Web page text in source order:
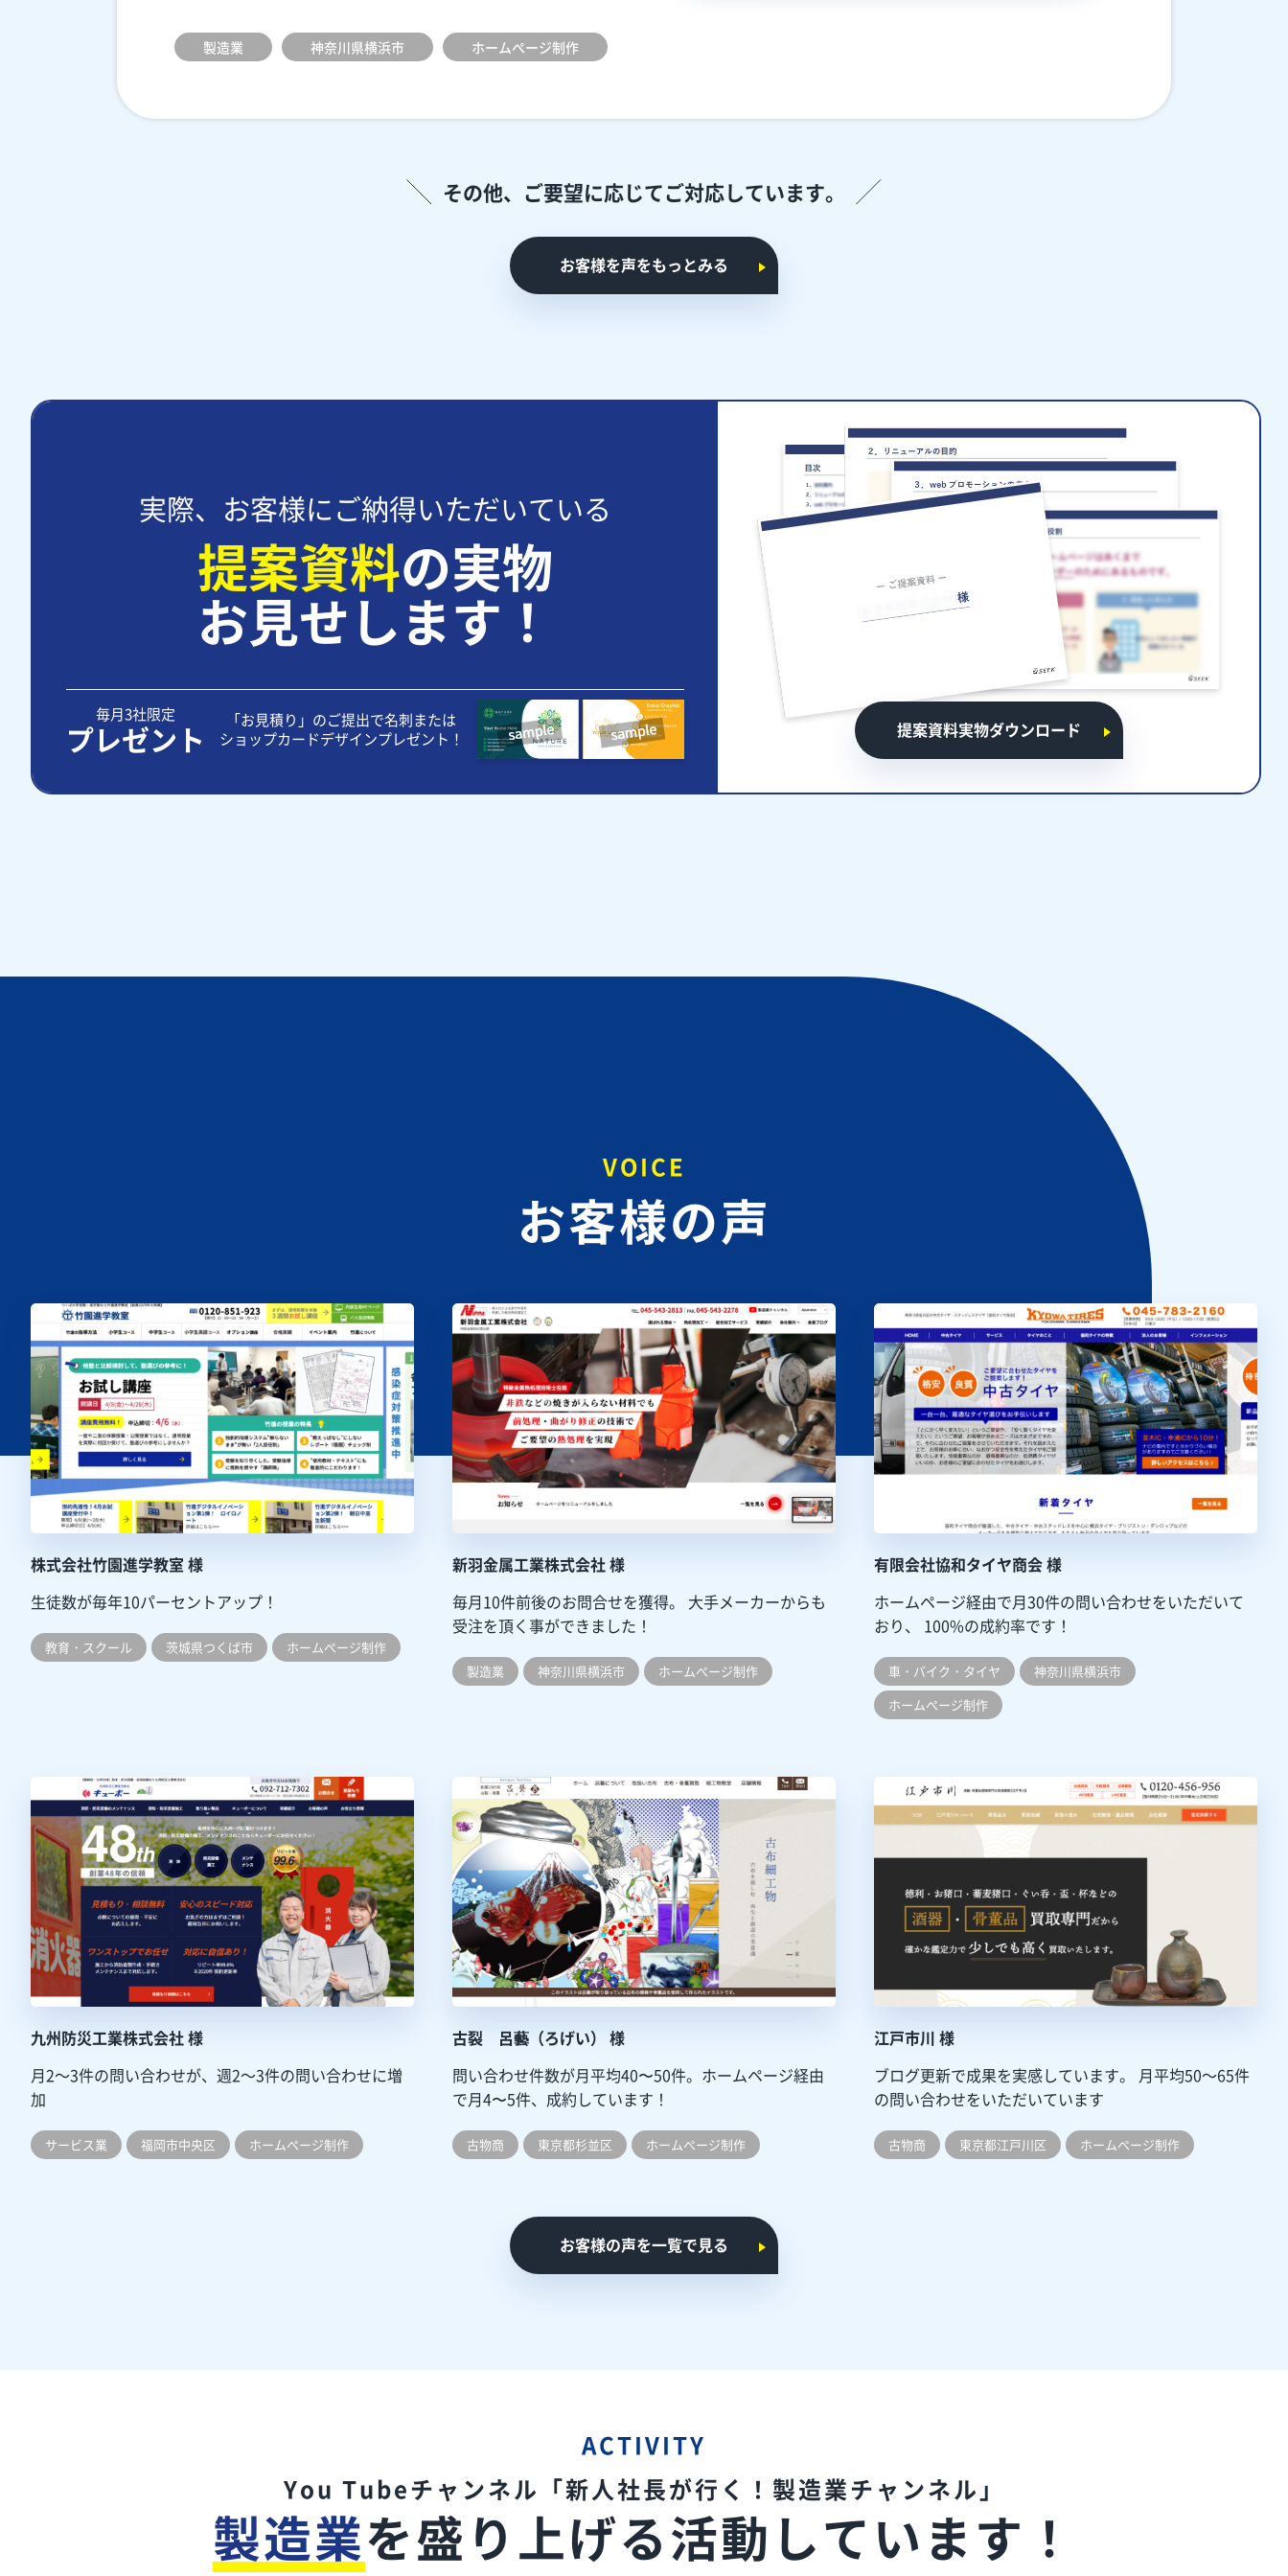
製造業 神奈川県横浜市 ホームぺージ制作
その他、ご要望に応じてご対応しています。
お客様を声をもっとみる
実際、お客様にご納得いただいている
提案資料の実物
お見せします！
毎月3社限定
プレゼント
「お見積り」のご提出で名刺または
ショップカードデザインプレゼント！
提案資料実物ダウンロード
VOICE
お客様の声
株式会社竹園進学教室 様
生徒数が毎年10パーセントアップ！
教育・スクール 茨城県つくば市 ホームぺージ制作
新羽金属工業株式会社 様
毎月10件前後のお問合せを獲得。
大手メーカーからも
受注を頂く事ができました！
製造業 神奈川県横浜市 ホームぺージ制作
有限会社協和タイヤ商会 様
ホームページ経由で月30件の問い合わせをいただいて
おり、
100%の成約率です！
車・バイク・タイヤ
神奈川県横浜市
ホームぺージ制作
九州防災工業株式会社 様
月2～3件の問い合わせが、週2～3件の問い合わせに増
加
サービス業 福岡市中央区 ホームぺージ制作
古裂 呂藝（ろげい） 様
問い合わせ件数が月平均40〜50件。ホームページ経由
で月4〜5件、成約しています！
古物商 東京都杉並区 ホームぺージ制作
江戸市川 様
ブログ更新で成果を実感しています。
月平均50～65件
の問い合わせをいただいています
古物商 東京都江戸川区 ホームぺージ制作
お客様の声を一覧で見る
ACTIVITY
You Tubeチャンネル 「新人社長が行く！製造業チャンネル」
製造業を盛り上げる活動しています！